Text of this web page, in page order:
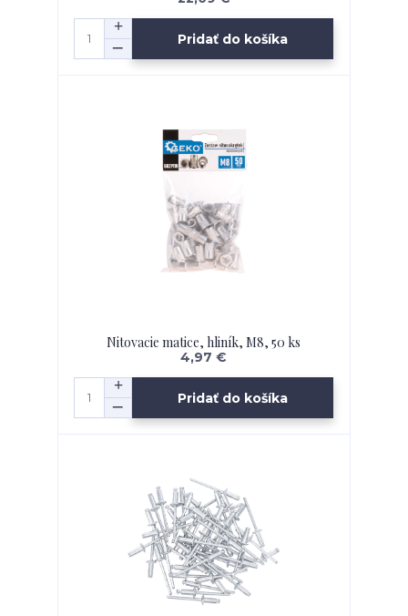
Pridať do košíka
Nitovacie matice, hliník, M8, 50 ks
4,97 €
Pridať do košíka